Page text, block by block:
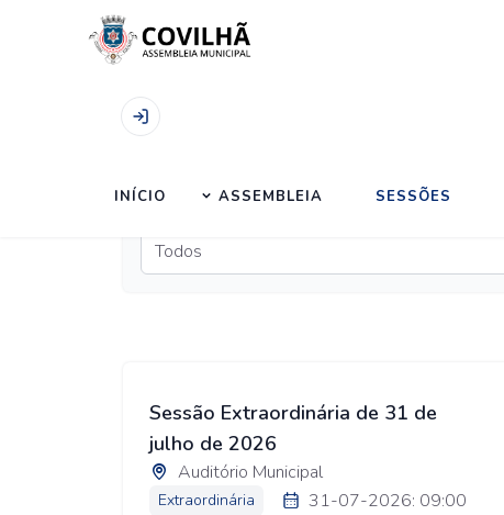
INÍCIO ASSEMBLEIA SESSÕES
Início
Sessão Extraordinária de 31 de
julho de 2026
Auditório Municipal
Extraordinária 31-07-2026: 09:00